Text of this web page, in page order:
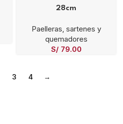
28cm
Paelleras, sartenes y
quemadores
S/79.00
3 4 →